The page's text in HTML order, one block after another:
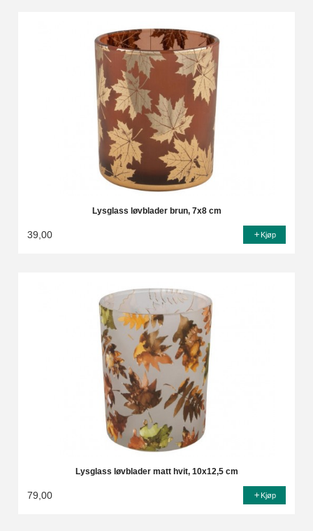
Lysglass løvblader brun, 7x8 cm
39,00 Kjøp
Lysglass løvblader matt hvit, 10x12,5 cm
79,00 Kjøp